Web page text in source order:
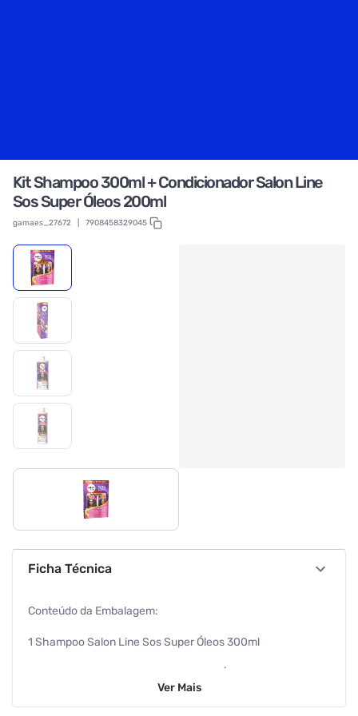
Kit Shampoo 300ml + Condicionador Salon Line
Sos Super Óleos 200ml
gamaes_27672 7908458329045
Ficha Técnica
Conteúdo da Embalagem:
1 Shampoo Salon Line Sos Super Óleos 300ml
Ver Mais